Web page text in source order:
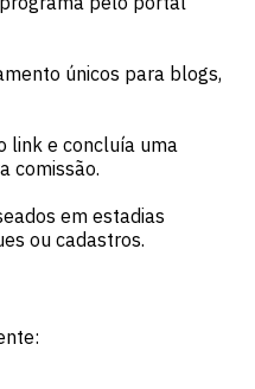
únicos para blogs,
link e concluía uma
comissão.
em estadias
ou cadastros.